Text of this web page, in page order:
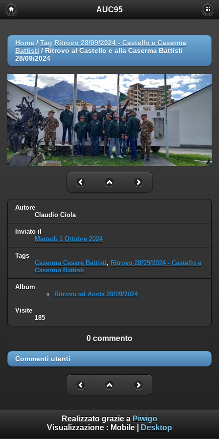
AUC95
Home / Tag Ritrovo 28/09/2024 - Castello e Caserma
Battisti / Ritrovo al Castello e alla Caserma Battisti
28/09/2024
Autore
Claudio Ciola
Inviato il
Martedì 1 Ottobre 2024
Tags
Caserma Cesare Battisti, Ritrovo 28/09/2024 - Castello e
Caserma Battisti
Album
Ritrovo ad Aosta 28/09/2024
Visite
185
0 commento
Commenti utenti
Realizzato grazie a Piwigo
Visualizzazione : Mobile Desktop